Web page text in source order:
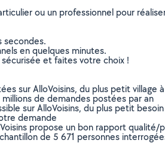
ou un professionnel pour
secondes.
en quelques minutes.
et faites votre choix !
sur AlloVoisins, du plus petit village
de demandes postées par an
sur AlloVoisins, du plus petit
demande
propose un bon rapport qualité/
de 5 671 personnes